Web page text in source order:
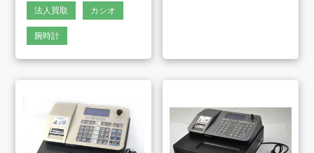
よくあるご質問
店舗案内
法人買取 カシオ
腕時計